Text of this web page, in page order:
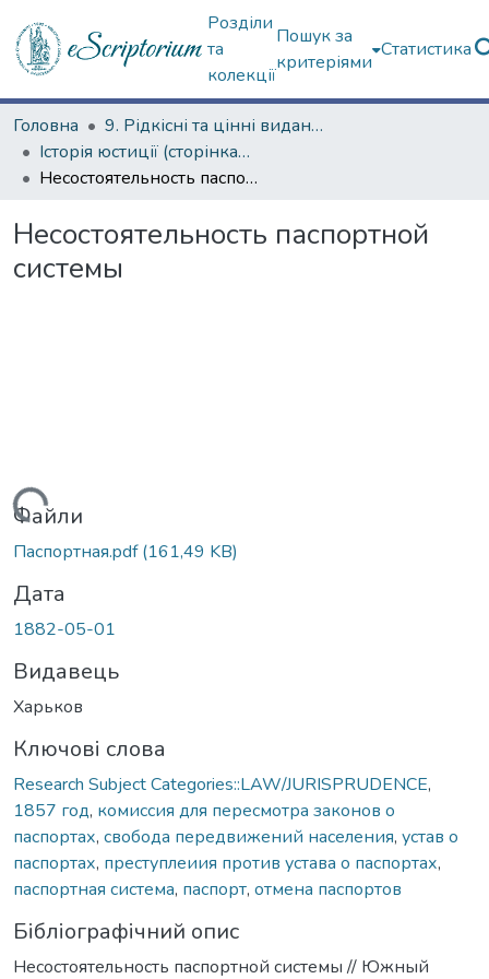
Розділи
та
колекції
Пошук за
критеріями
Статистика
Головна
9. Рідкісні та цінні видання
Історія юстиції (сторінками періодичних видань)
Несостоятельность паспортной системы
Несостоятельность паспортной
системы
Вантажиться...
Файли
Паспортная.pdf(161,49 KB)
Дата
1882-05-01
Видавець
Харьков
Ключові слова
Research Subject Categories::LAW/JURISPRUDENCE,
1857 год, комиссия для пересмотра законов о
паспортах, свобода передвижений населения, устав о
паспортах, преступлеиия против устава о паспортах,
паспортная система, паспорт, отмена паспортов
Бібліографічний опис
Несостоятельность паспортной системы // Южный